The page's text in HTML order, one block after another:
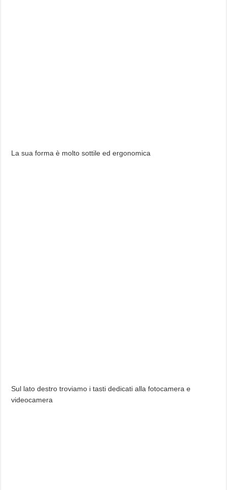
La sua forma è molto sottile ed ergonomica
Sul lato destro troviamo i tasti dedicati alla fotocamera e
videocamera